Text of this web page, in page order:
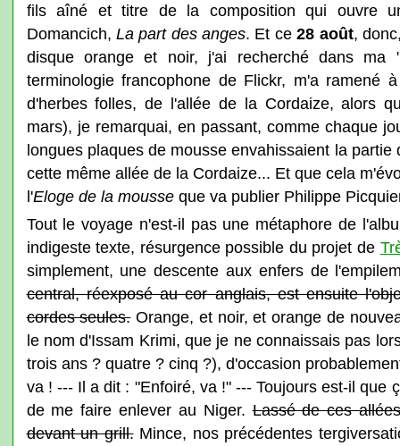
fils aîné et titre de la composition qui ouvre
Domancich, La part des anges. Et ce28 août,
disque orange et noir, j'ai recherché dans ma
terminologie francophone de Flickr, m'a ramené
d'herbes folles, de l'allée de la Cordaize, alors
mars), je remarquai, en passant, comme chaque
longues plaques de mousse envahissaient la
cette même allée de la Cordaize... Et que cela
l'Eloge de la mousse que va publier Philippe
Tout le voyage n'est-il pas une métaphore de
indigeste texte, résurgence possible du projet de
simplement, une descente aux enfers de
central, réexposé au cor anglais, est ensuite
cordes seules.Orange, et noir, et orange de
le nom d'Issam Krimi, que je ne connaissais pas
trois ans ? quatre ? cinq ?), d'occasion
va ! --- Il a dit : "Enfoiré, va !" --- Toujours est-il que
de me faire enlever au Niger.Lassé de ces
devant un grill.Mince, nos précédentes